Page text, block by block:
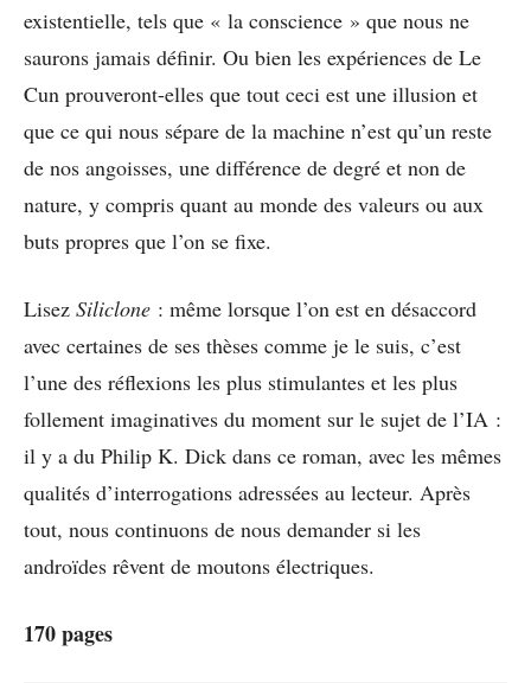
existentielle, tels que « la conscience » que nous ne
saurons jamais définir. Ou bien les expériences de Le
Cun prouveront-elles que tout ceci est une illusion et
que ce qui nous sépare de la machine n’est qu’un reste
de nos angoisses, une différence de degré et non de
nature, y compris quant au monde des valeurs ou aux
buts propres que l’on se fixe.
Lisez Siliclone : même lorsque l’on est en désaccord
avec certaines de ses thèses comme je le suis, c’est
l’une des réflexions les plus stimulantes et les plus
follement imaginatives du moment sur le sujet de l’IA :
il y a du Philip K. Dick dans ce roman, avec les mêmes
qualités d’interrogations adressées au lecteur. Après
tout, nous continuons de nous demander si les
androïdes rêvent de moutons électriques.
170 pages